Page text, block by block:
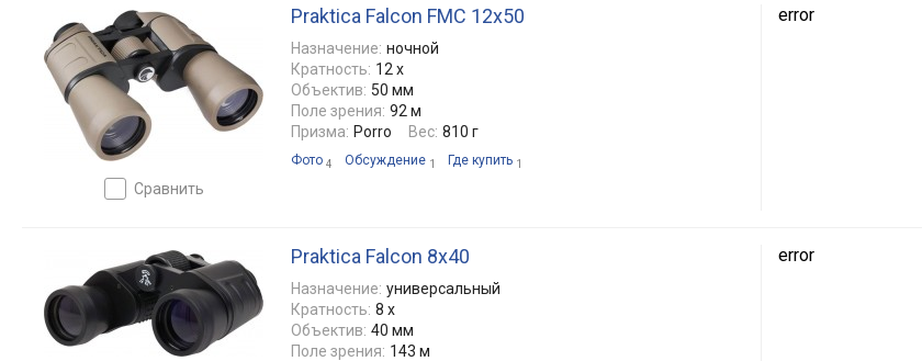
сравнить
Praktica Falcon FMC 12x50
Назначение: ночной
Кратность: 12 x
Объектив: 50 мм
Поле зрения: 92 м
Призма: Porro Вес: 810 г
Фото 4 Обсуждение 1 Где купить 1
error
Praktica Falcon 8x40
Назначение: универсальный
Кратность: 8 x
Объектив: 40 мм
Поле зрения: 143 м
error